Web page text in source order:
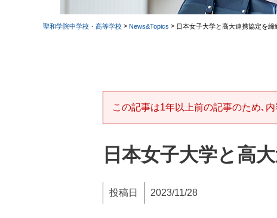
聖和学院中学校・髙等学校 > News&Topics > 日本女子大学と高大連携協定を締
この記事は1年以上前の記事のため､
日本女子大学と高
投稿日 2023/11/28